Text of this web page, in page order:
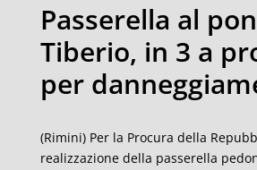
Passerella al
Tiberio, in 3 a
per
(Rimini) Per la Procura della
realizzazione della passerella